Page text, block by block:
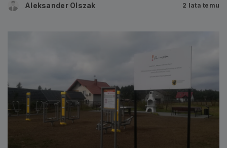
Aleksander Olszak 2 lata temu